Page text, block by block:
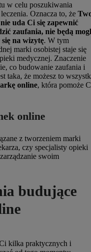
w celu poszukiwania
Oznacza to, że
uda Ci się zapewnić
zaufania, nie będą
na wizytę. W tym
marki osobistej staje się
medycznej. Znaczenie
co budowanie zaufania i
taka, że ​​możesz to
online, która pomoże
online
z tworzeniem marki
czy specjalisty opieki
swoim
budujące
kilka praktycznych i